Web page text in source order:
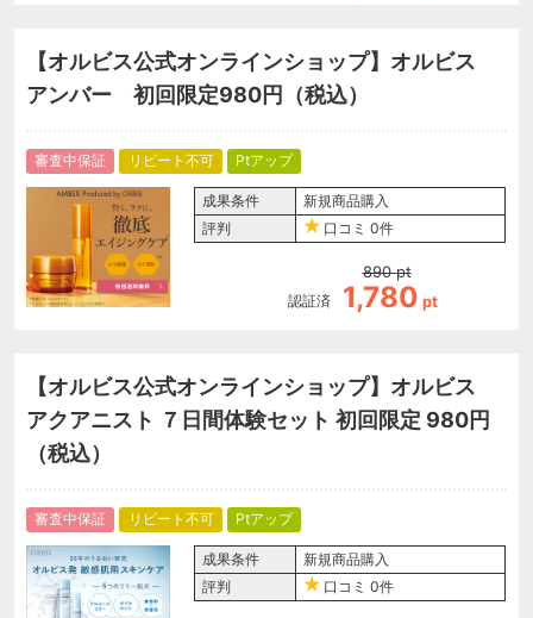
【オルビス公式オンラインショップ】オルビス
アンバー 初回限定980円（税込）
審査中保証 リピート不可 Ptアップ
成果条件
新規商品購入
評判
口コミ 0件
認証済
890 pt
1,780 pt
【オルビス公式オンラインショップ】オルビス
アクアニスト ７日間体験セット 初回限定 980円
（税込）
審査中保証 リピート不可 Ptアップ
成果条件
新規商品購入
評判
口コミ 0件